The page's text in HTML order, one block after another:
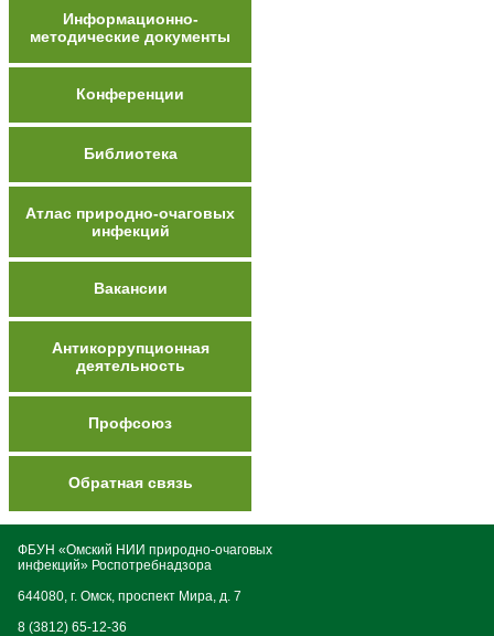
Информационно-
методические документы
Конференции
Библиотека
Атлас природно-очаговых
инфекций
Вакансии
Антикоррупционная
деятельность
Профсоюз
Обратная связь
ФБУН «Омский НИИ природно-очаговых
инфекций» Роспотребнадзора
644080, г. Омск, проспект Мира, д. 7
8 (3812) 65-12-36